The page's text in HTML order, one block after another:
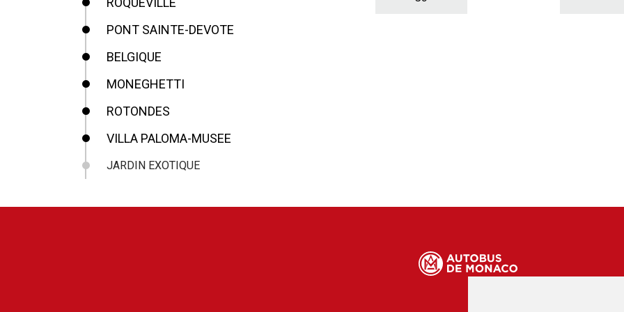
PONT SAINTE-DEVOTE
BELGIQUE
MONEGHETTI
ROTONDES
VILLA PALOMA-MUSEE
JARDIN EXOTIQUE